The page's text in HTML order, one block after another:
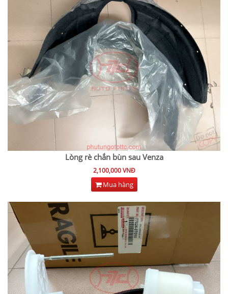
Lòng rè chắn bùn sau Venza
2,100,000 VNĐ
Mua hàng